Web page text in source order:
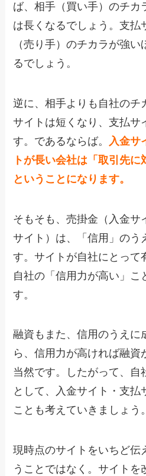
ば、相手（買い手）のチカ
は長くなるでしょう。支払
（売り手）のチカラが強
るでしょう。
逆に、相手よりも自社のチ
サイトは短くなり、支払サ
す。であるならば。
入金サ
トが長い会社は「取引先に
ということになります。
そもそも、売掛金（入金サ
サイト）は、「信用」のう
す。サイトが自社にとって
自社の「信用力が高い」こ
す。
融資もまた、信用のうえに
ら、信用力が高ければ融資
当然です。したがって、自
として、入金サイト・支払
ことも考えていきましょう。
現時点のサイトをいちど伝
うことではなく。サイトを